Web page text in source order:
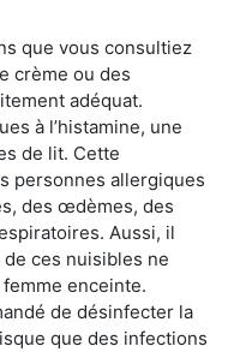
que vous consultiez
crème ou des
adéquat.
à l’histamine, une
de lit. Cette
personnes allergiques
des œdèmes, des
Aussi, il
ces nuisibles ne
enceinte.
de désinfecter la
que des infections